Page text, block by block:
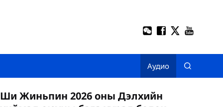
Аудио
Ши Жиньпин Шанхайд ажиллав